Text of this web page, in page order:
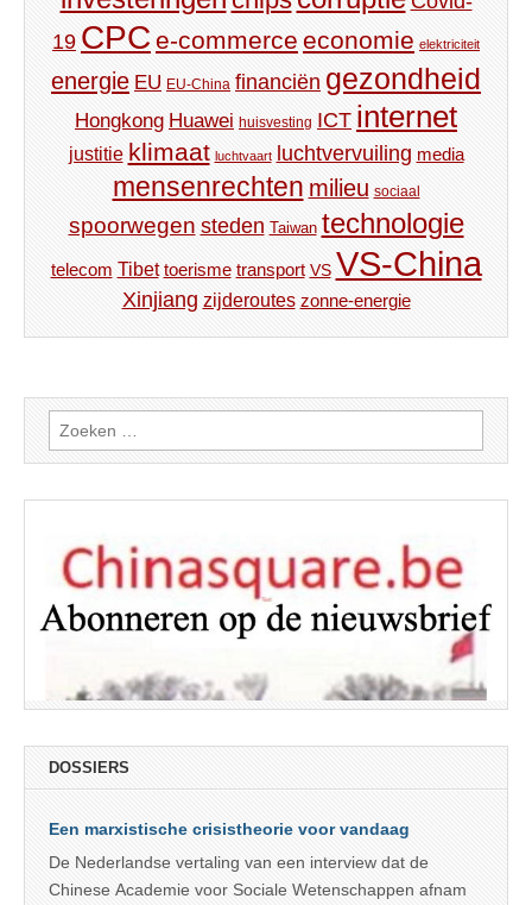
19 CPC e-commerce economie elektriciteit
energie EU EU-China financiën gezondheid
Hongkong Huawei huisvesting ICT internet
justitie klimaat luchtvaart luchtvervuiling media
mensenrechten milieu sociaal
spoorwegen steden Taiwan technologie
telecom Tibet toerisme transport VS VS-China
Xinjiang zijderoutes zonne-energie
Zoeken
naar:
DOSSIERS
Een marxistische crisistheorie voor vandaag
De Nederlandse vertaling van een interview dat de
Chinese Academie voor Sociale Wetenschappen afnam